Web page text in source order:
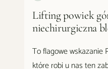
Lifting powiek
niechirurgiczna
To flagowe wskazanie
które robi u nas ten